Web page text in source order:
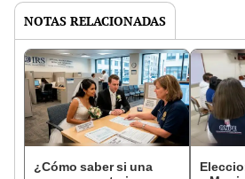
NOTAS RELACIONADAS
¿Cómo saber si una